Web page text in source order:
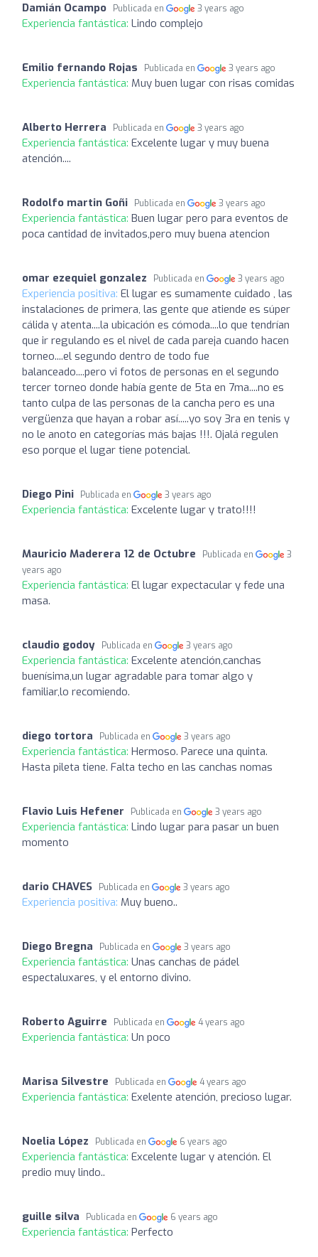
Damián Ocampo Publicada en 3 years ago
Experiencia fantástica: Lindo complejo
Emilio fernando Rojas Publicada en 3 years ago
Experiencia fantástica: Muy buen lugar con risas comidas
Alberto Herrera Publicada en 3 years ago
Experiencia fantástica: Excelente lugar y muy buena
atención....
Rodolfo martin Goñi Publicada en 3 years ago
Experiencia fantástica: Buen lugar pero para eventos de
poca cantidad de invitados,pero muy buena atencion
omar ezequiel gonzalez Publicada en 3 years ago
Experiencia positiva: El lugar es sumamente cuidado , las
instalaciones de primera, las gente que atiende es súper
cálida y atenta....la ubicación es cómoda....lo que tendrían
que ir regulando es el nivel de cada pareja cuando hacen
torneo....el segundo dentro de todo fue
balanceado....pero vi fotos de personas en el segundo
tercer torneo donde había gente de 5ta en 7ma....no es
tanto culpa de las personas de la cancha pero es una
vergüenza que hayan a robar así.....yo soy 3ra en tenis y
no le anoto en categorías más bajas !!!. Ojalá regulen
eso porque el lugar tiene potencial.
Diego Pini Publicada en 3 years ago
Experiencia fantástica: Excelente lugar y trato!!!!
Mauricio Maderera 12 de Octubre Publicada en
3
years ago
Experiencia fantástica: El lugar expectacular y fede una
masa.
claudio godoy Publicada en 3 years ago
Experiencia fantástica: Excelente atención,canchas
buenísima,un lugar agradable para tomar algo y
familiar,lo recomiendo.
diego tortora Publicada en 3 years ago
Experiencia fantástica: Hermoso. Parece una quinta.
Hasta pileta tiene. Falta techo en las canchas nomas
Flavio Luis Hefener Publicada en 3 years ago
Experiencia fantástica: Lindo lugar para pasar un buen
momento
dario CHAVES Publicada en 3 years ago
Experiencia positiva: Muy bueno..
Diego Bregna Publicada en 3 years ago
Experiencia fantástica: Unas canchas de pádel
espectaluxares, y el entorno divino.
Roberto Aguirre Publicada en 4 years ago
Experiencia fantástica: Un poco
Marisa Silvestre Publicada en 4 years ago
Experiencia fantástica: Exelente atención, precioso lugar.
Noelia López Publicada en 6 years ago
Experiencia fantástica: Excelente lugar y atención. El
predio muy lindo..
guille silva Publicada en 6 years ago
Experiencia fantástica: Perfecto